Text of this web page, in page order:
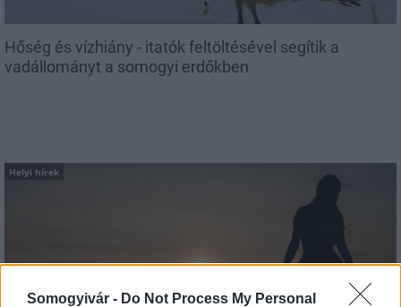
Somogyivár - Do Not Process My Personal
Hőség és vízhiány - itatók feltöltésével segítik a
vadállományt a somogyi erdőkben
Helyi hírek